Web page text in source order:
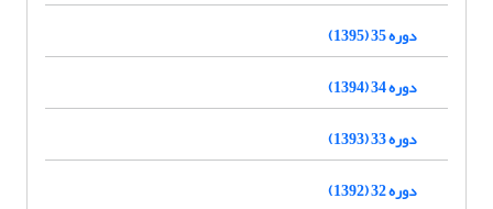
دوره 35 (1395)
دوره 34 (1394)
دوره 33 (1393)
دوره 32 (1392)